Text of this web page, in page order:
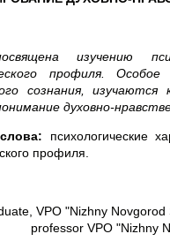
изучению
профиля.
сознания,
духовно-
психологические
профиля.
VPO "Nizhny
professor VPO "Nizhny